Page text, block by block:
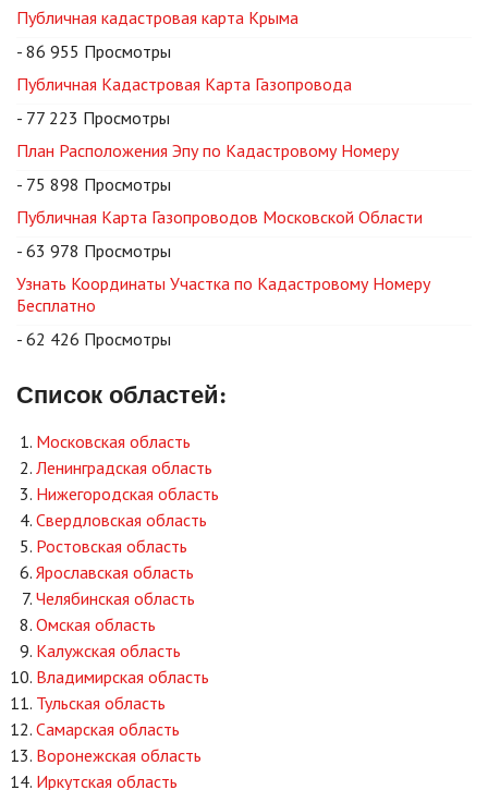
Публичная кадастровая карта Крыма
- 86 955 Просмотры
Публичная Кадастровая Карта Газопровода
- 77 223 Просмотры
План Расположения Эпу по Кадастровому Номеру
- 75 898 Просмотры
Публичная Карта Газопроводов Московской Области
- 63 978 Просмотры
Узнать Координаты Участка по Кадастровому Номеру
Бесплатно
- 62 426 Просмотры
Список областей:
Московская область
Ленинградская область
Нижегородская область
Свердловская область
Ростовская область
Ярославская область
Челябинская область
Омская область
Калужская область
Владимирская область
Тульская область
Самарская область
Воронежская область
Иркутская область